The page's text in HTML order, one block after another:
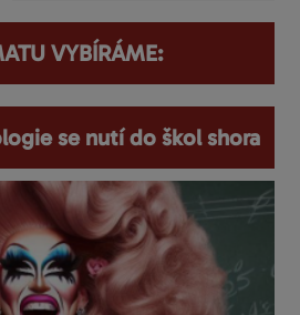
VYBÍRÁME:
se nutí do škol shora